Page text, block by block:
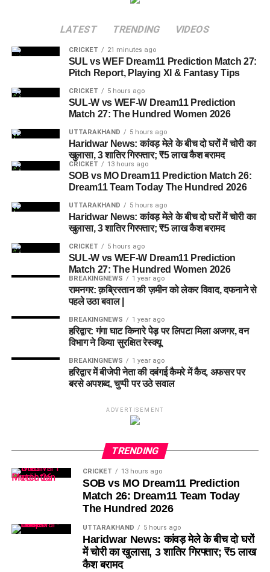
LATEST TRENDING VIDEOS
CRICKET 21 minutes ago
SUL vs WEF Dream11 Prediction Match 27:
Pitch Report, Playing XI & Fantasy Tips
CRICKET 5 hours ago
SUL-W vs WEF-W Dream11 Prediction
Match 27: The Hundred Women 2026
UTTARAKHAND 5 hours ago
Haridwar News: कांवड़ मेले के बीच दो घरों में चोरी का
खुलासा, 3 शातिर गिरफ्तार; ₹5 लाख कैश बरामद
CRICKET 13 hours ago
SOB vs MO Dream11 Prediction Match 26:
Dream11 Team Today The Hundred 2026
UTTARAKHAND 5 hours ago
Haridwar News: कांवड़ मेले के बीच दो घरों में चोरी का
खुलासा, 3 शातिर गिरफ्तार; ₹5 लाख कैश बरामद
CRICKET 5 hours ago
SUL-W vs WEF-W Dream11 Prediction
Match 27: The Hundred Women 2026
BREAKINGNEWS 1 year ago
रामनगर: क़ब्रिस्तान की ज़मीन को लेकर विवाद, दफनाने से
पहले उठा बवाल |
BREAKINGNEWS 1 year ago
हरिद्वार: गंगा घाट किनारे पेड़ पर लिपटा मिला अजगर, वन
विभाग ने किया सुरक्षित रेस्क्यू
BREAKINGNEWS 1 year ago
हरिद्वार में बीजेपी नेता की दबंगई कैमरे में कैद, अफसर पर
बरसे अपशब्द, चुप्पी पर उठे सवाल
ADVERTISEMENT
TRENDING
CRICKET 13 hours ago
SOB vs MO Dream11 Prediction
Match 26: Dream11 Team Today
The Hundred 2026
UTTARAKHAND 5 hours ago
Haridwar News: कांवड़ मेले के बीच दो घरों
में चोरी का खुलासा, 3 शातिर गिरफ्तार; ₹5 लाख
कैश बरामद